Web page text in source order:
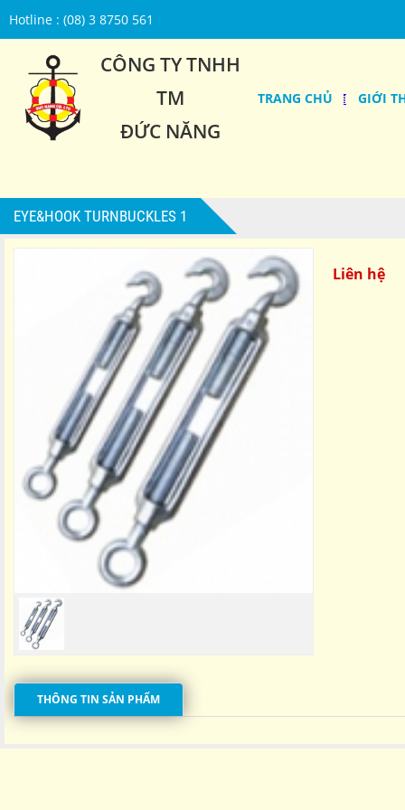
Hotline : (08) 3 8750 561
CÔNG TY TNHH
TM
ĐỨC NĂNG
TRANG CHỦ GIỚI
EYE&HOOK TURNBUCKLES 1
Liên hệ
THÔNG TIN SẢN PHẨM